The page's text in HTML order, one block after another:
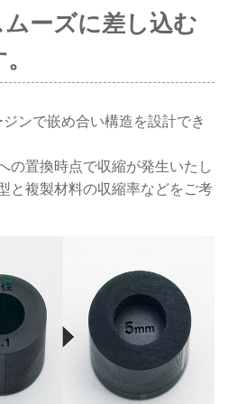
ーズに差し込む
ンで嵌め合い構造を設計でき
の置換時点で収縮が発生いたし
と複製材料の収縮率などをご考